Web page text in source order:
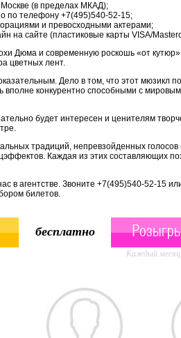
(в пределах МКАД);
по телефону +7(495)540-52-15;
и превосходными актерами;
на сайте (пластиковые карты VISA/
Дюма и современную роскошь «от
цветных лент.
Дело в том, что этот мюзикл
вполне конкурентно способными с
будет интересен и ценителям
традиций, непревзойденных
Каждая из этих составляющих
в агентстве. Звоните +7(495)540-52-15
билетов.
бесплатно
Каждый месяц